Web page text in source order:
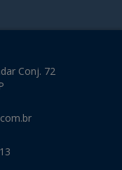
Conj. 72